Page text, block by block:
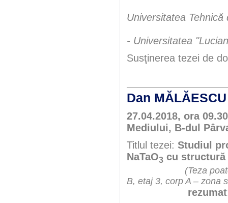
Universitatea Tehnică
- Universitatea
Susţinerea tezei de
Dan
27.04.2018, ora
Mediului, B-dul
Titlul tezei: Studiul
NaTaO3 cu
(Teza
B, etaj 3, corp A – zona
rezumat